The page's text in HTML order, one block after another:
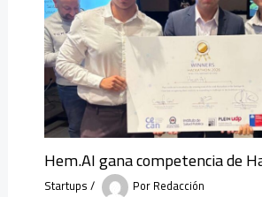
Hem.AI gana competencia de
Startups/ PorRedacción